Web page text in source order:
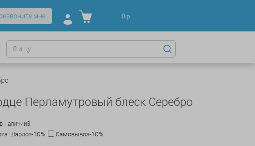
мне 0р
Перламутровый блеск Серебро
наличии3
Шарлот-10% Самовывоз-10%